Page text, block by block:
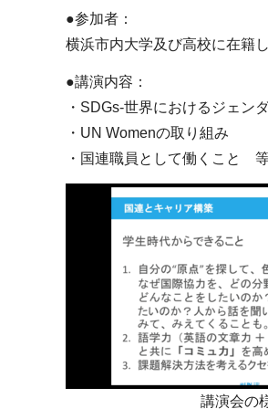
●参加者：
横浜市内大学及び高校に在籍
●講演内容：
・SDGs-世界におけるジェン
・UN Womenの取り組み
・国連職員として働くこと
講演会の